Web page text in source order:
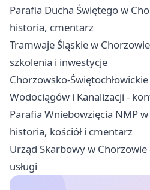
Parafia Ducha Świętego w
historia, cmentarz
Tramwaje Śląskie w
szkolenia i inwestycje
Chorzowsko-
Wodociągów i Kanalizacji -
Parafia Wniebowzięcia NMP
historia, kościół i cmentarz
Urząd Skarbowy w
usługi